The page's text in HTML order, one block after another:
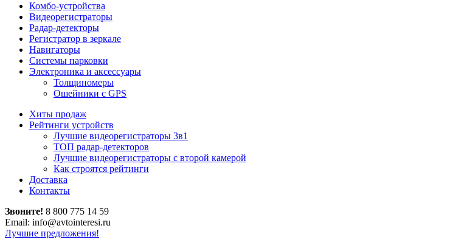
Комбо-устройства
Видеорегистраторы
Радар-детекторы
Регистратор в зеркале
Навигаторы
Системы парковки
Электроника и аксессуары
Толщиномеры
Ошейники с GPS
Хиты продаж
Рейтинги устройств
Лучшие видеорегистраторы 3в1
ТОП радар-детекторов
Лучшие видеорегистраторы с второй камерой
Как строятся рейтинги
Доставка
Контакты
Звоните! 8 800 775 14 59
Email: info@avtointeresi.ru
Лучшие предложения!